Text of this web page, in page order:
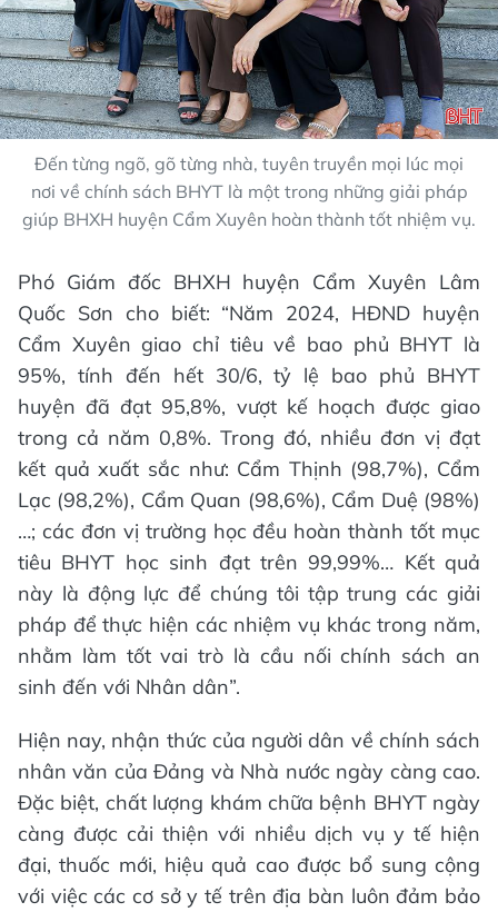
Đến từng ngõ, gõ từng nhà, tuyên truyền mọi lúc mọi
nơi về chính sách BHYT là một trong những giải pháp
giúp BHXH huyện Cẩm Xuyên hoàn thành tốt nhiệm vụ.
Phó Giám đốc BHXH huyện Cẩm Xuyên Lâm
Quốc Sơn cho biết: “Năm 2024, HĐND huyện
Cẩm Xuyên giao chỉ tiêu về bao phủ BHYT là
95%, tính đến hết 30/6, tỷ lệ bao phủ BHYT
huyện đã đạt 95,8%, vượt kế hoạch được giao
trong cả năm 0,8%. Trong đó, nhiều đơn vị đạt
kết quả xuất sắc như: Cẩm Thịnh (98,7%), Cẩm
Lạc (98,2%), Cẩm Quan (98,6%), Cẩm Duệ (98%)
…; các đơn vị trường học đều hoàn thành tốt mục
tiêu BHYT học sinh đạt trên 99,99%… Kết quả
này là động lực để chúng tôi tập trung các giải
pháp để thực hiện các nhiệm vụ khác trong năm,
nhằm làm tốt vai trò là cầu nối chính sách an
sinh đến với Nhân dân”.
Hiện nay, nhận thức của người dân về chính sách
nhân văn của Đảng và Nhà nước ngày càng cao.
Đặc biệt, chất lượng khám chữa bệnh BHYT ngày
càng được cải thiện với nhiều dịch vụ y tế hiện
đại, thuốc mới, hiệu quả cao được bổ sung cộng
với việc các cơ sở y tế trên địa bàn luôn đảm bảo